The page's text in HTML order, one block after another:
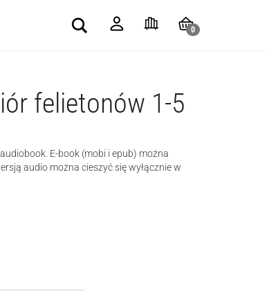
Search
0
felietonów 1-5
E-book (mobi i epub) można
audio można cieszyć się wyłącznie w